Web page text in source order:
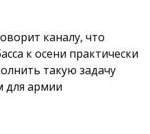
каналу, что
к осени практически
такую задачу
для армии